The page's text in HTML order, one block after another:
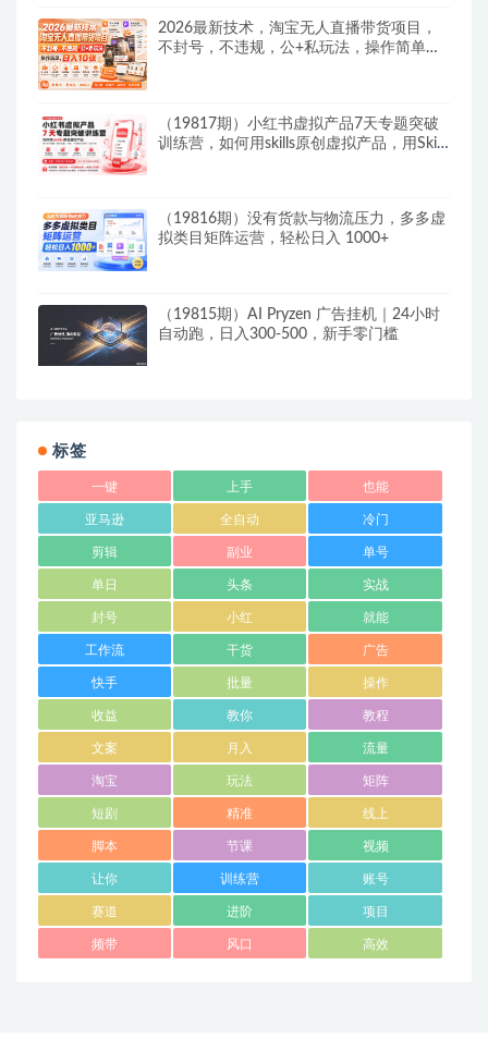
2026最新技术，淘宝无人直播带货项目，
不封号，不违规，公+私玩法，操作简单，
（19817期）小红书虚拟产品7天专题突破
训练营，如何用skills原创虚拟产品，用Skil
（19816期）没有货款与物流压力，多多虚
拟类目矩阵运营，轻松日入 1000+
（19815期）AI Pryzen 广告挂机｜24小时
自动跑，日入300-500，新手零门槛
标签
一键 上手 也能
亚马逊 全自动 冷门
剪辑 副业 单号
单日 头条 实战
封号 小红 就能
工作流 干货 广告
快手 批量 操作
收益 教你 教程
文案 月入 流量
淘宝 玩法 矩阵
短剧 精准 线上
脚本 节课 视频
让你 训练营 账号
赛道 进阶 项目
频带 风口 高效